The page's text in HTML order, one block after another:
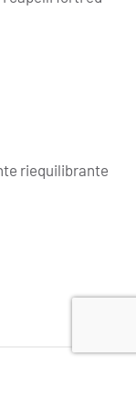
riequilibrante